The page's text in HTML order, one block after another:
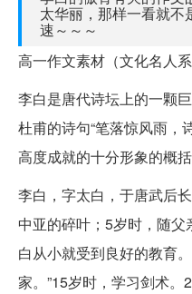
太华丽，那样一看就不
速～～～
高一作文素材（文化名人
李白是唐代诗坛上的一颗
杜甫的诗句“笔落惊风雨，
高度成就的十分形象的概括
李白，字太白，于唐武后
中亚的碎叶；5岁时，随
白从小就受到良好的教育
家。”15岁时，学习剑术